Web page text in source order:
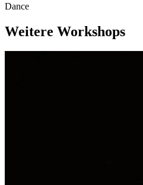
Dance
Weitere Workshops